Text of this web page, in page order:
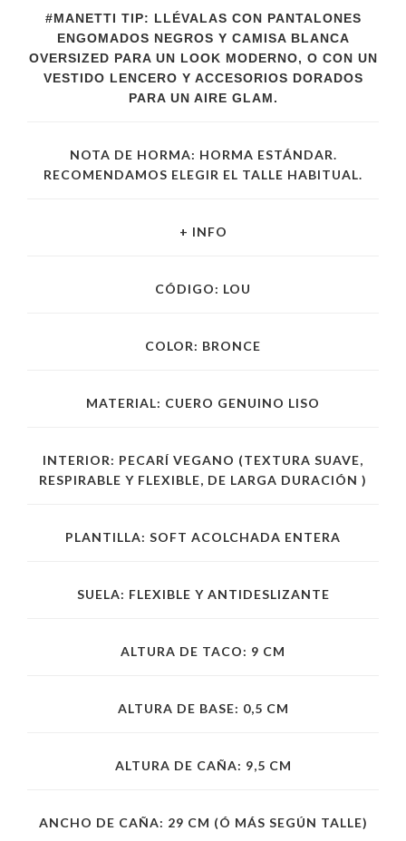
#MANETTI TIP: LLÉVALAS CON PANTALONES
ENGOMADOS NEGROS Y CAMISA BLANCA
OVERSIZED PARA UN LOOK MODERNO, O CON UN
VESTIDO LENCERO Y ACCESORIOS DORADOS
PARA UN AIRE GLAM.
NOTA DE HORMA: HORMA ESTÁNDAR.
RECOMENDAMOS ELEGIR EL TALLE HABITUAL.
+ INFO
CÓDIGO: LOU
COLOR: BRONCE
MATERIAL: CUERO GENUINO LISO
INTERIOR: PECARÍ VEGANO (TEXTURA SUAVE,
RESPIRABLE Y FLEXIBLE, DE LARGA DURACIÓN )
PLANTILLA: SOFT ACOLCHADA ENTERA
SUELA: FLEXIBLE Y ANTIDESLIZANTE
ALTURA DE TACO: 9 CM
ALTURA DE BASE: 0,5 CM
ALTURA DE CAÑA: 9,5 CM
ANCHO DE CAÑA: 29 CM (Ó MÁS SEGÚN TALLE)